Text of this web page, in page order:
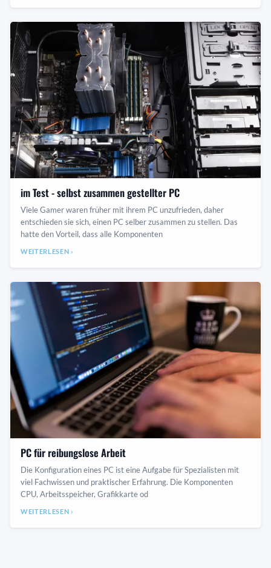
im Test - selbst zusammen gestellter PC
Viele Gamer waren früher mit ihrem PC unzufrieden, daher
entschieden sie sich, einen PC selber zusammen zu stellen. Das
hatte den Vorteil, dass alle Komponenten
WEITERLESEN ›
PC für reibungslose Arbeit
Die Konfiguration eines PC ist eine Aufgabe für Spezialisten mit
viel Fachwissen und praktischer Erfahrung. Die Komponenten
CPU, Arbeitsspeicher, Grafikkarte od
WEITERLESEN ›